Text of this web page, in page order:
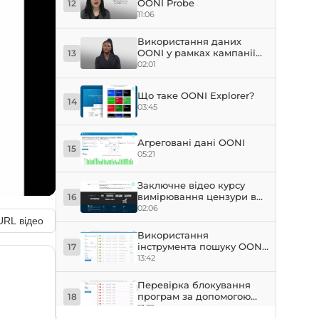
відео
12
OONI Probe
11:06
13
Використання даних
OONI у рамках кампанії
#KeepItOn
02:01
14 Що таке OONI Explorer?
03:45
15 Агреговані дані OONI
05:21
16
Заключне відео курсу
вимірювання цензури в
інтернеті за допомогою
інструментів OONI
02:06
17
Використання
інструмента пошуку OONI
Explorer
13:42
18
Перевірка блокування
програм за допомогою
даних OONI
13:32